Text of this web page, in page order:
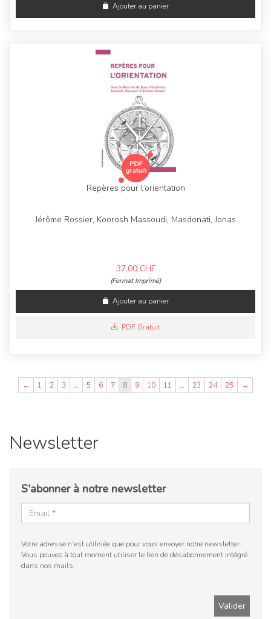
Ajouter au panier
Repères pour l’orientation
Jérôme Rossier, Koorosh Massoudi, Masdonati, Jonas
37.00 CHF
(Format Imprimé)
Ajouter au panier
PDF Gratuit
← 1 2 3 … 5 6 7 8 9 10 11 … 23 24 25 →
Newsletter
S'abonner à notre newsletter
Votre adresse n'est utilisée que pour vous envoyer notre newsletter.
Vous pouvez à tout moment utiliser le lien de désabonnement intégré
dans nos mails.